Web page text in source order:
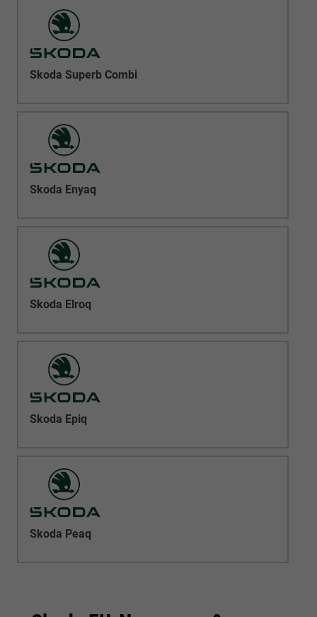
Skoda Superb Combi
Skoda Enyaq
Skoda Elroq
Skoda Epiq
Skoda Peaq